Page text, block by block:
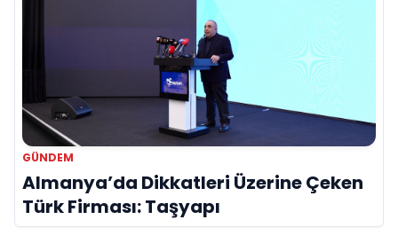
GÜNDEM
Almanya’da Dikkatleri Üzerine Çeken
Türk Firması: Taşyapı